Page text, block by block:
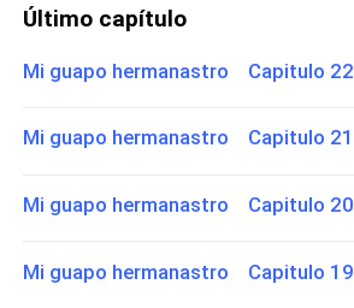
Último capítulo
Mi guapo hermanastro Capitulo 22
Mi guapo hermanastro Capitulo 21
Mi guapo hermanastro Capitulo 20
Mi guapo hermanastro Capitulo 19